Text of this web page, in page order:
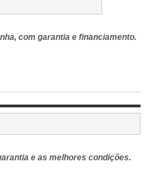
com garantia e financiamento.
e as melhores condições.